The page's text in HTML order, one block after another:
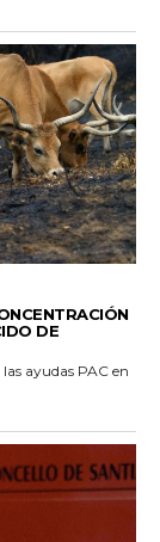
DE
ayudas PAC en